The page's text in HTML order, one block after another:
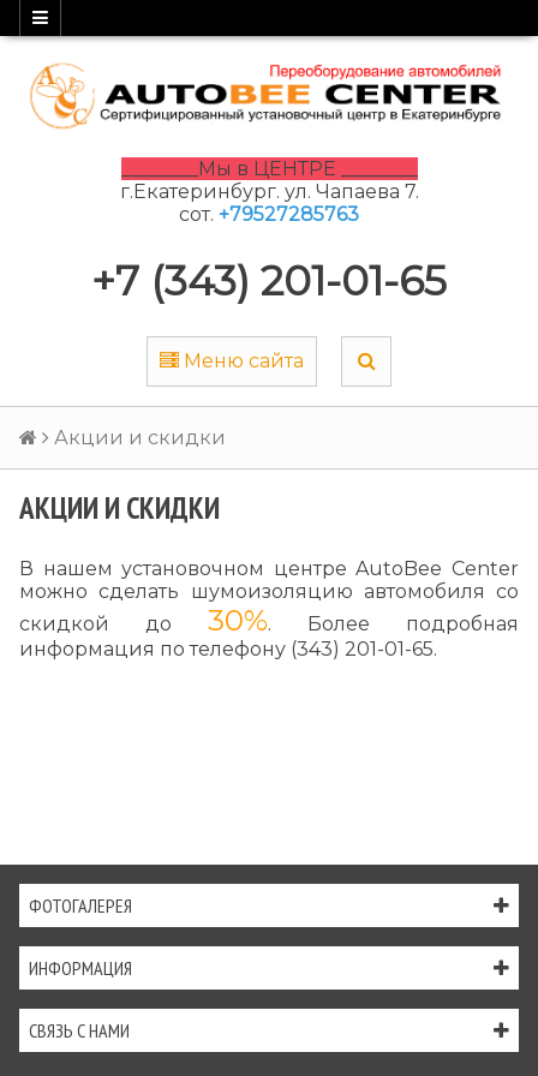
________Мы в ЦЕНТРЕ ________
г.Екатеринбург. ул. Чапаева 7.
сот. +79527285763
+7 (343) 201-01-65
Меню сайта
Акции и скидки
АКЦИИ И СКИДКИ
В нашем установочном центре AutoBee Center
можно сделать шумоизоляцию автомобиля со
скидкой до 30%. Более подробная
информация по телефону (343) 201-01-65.
ФОТОГАЛЕРЕЯ
ИНФОРМАЦИЯ
СВЯЗЬ С НАМИ